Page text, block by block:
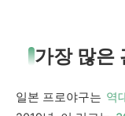
가장 많은
일본 프로야구는 역